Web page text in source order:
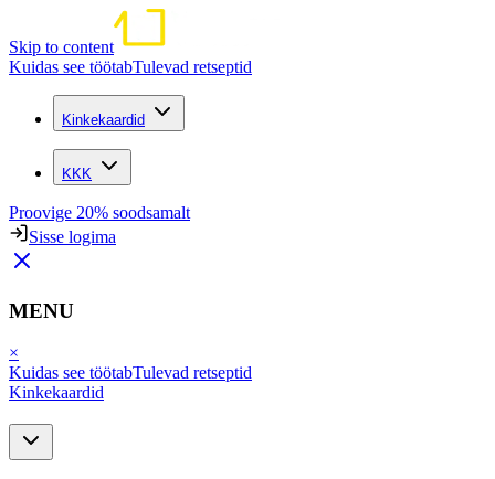
Skip to content
Kuidas see töötabTulevad retseptid
Kinkekaardid
KKK
Proovige 20% soodsamalt
Sisse logima
MENU
×
Kuidas see töötabTulevad retseptid
Kinkekaardid